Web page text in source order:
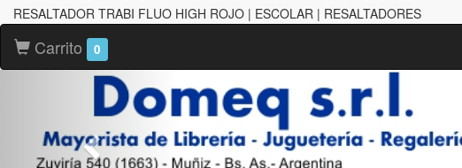
RESALTADOR TRABI FLUO HIGH ROJO | ESCOLAR | RESALTADORES
Carrito 0